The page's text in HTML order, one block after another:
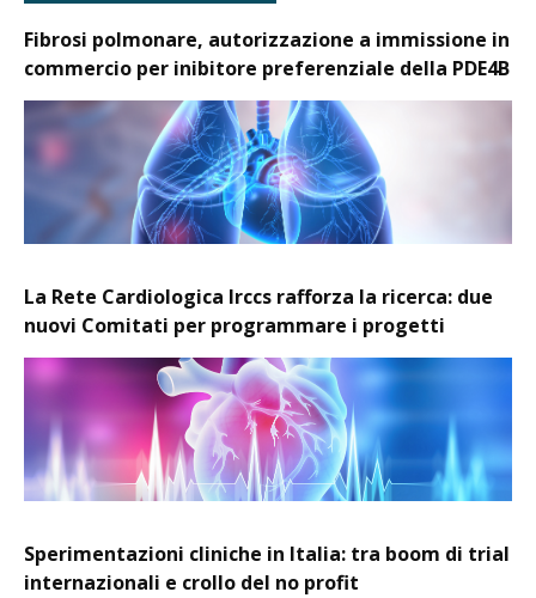
Fibrosi polmonare, autorizzazione a immissione in
commercio per inibitore preferenziale della PDE4B
La Rete Cardiologica Irccs rafforza la ricerca: due
nuovi Comitati per programmare i progetti
Sperimentazioni cliniche in Italia: tra boom di trial
internazionali e crollo del no profit